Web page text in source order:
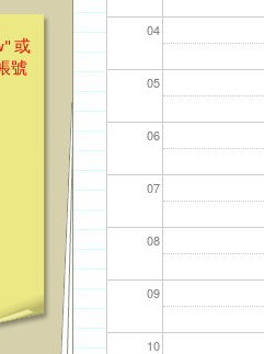
或
號
04
05
06
07
08
09
10